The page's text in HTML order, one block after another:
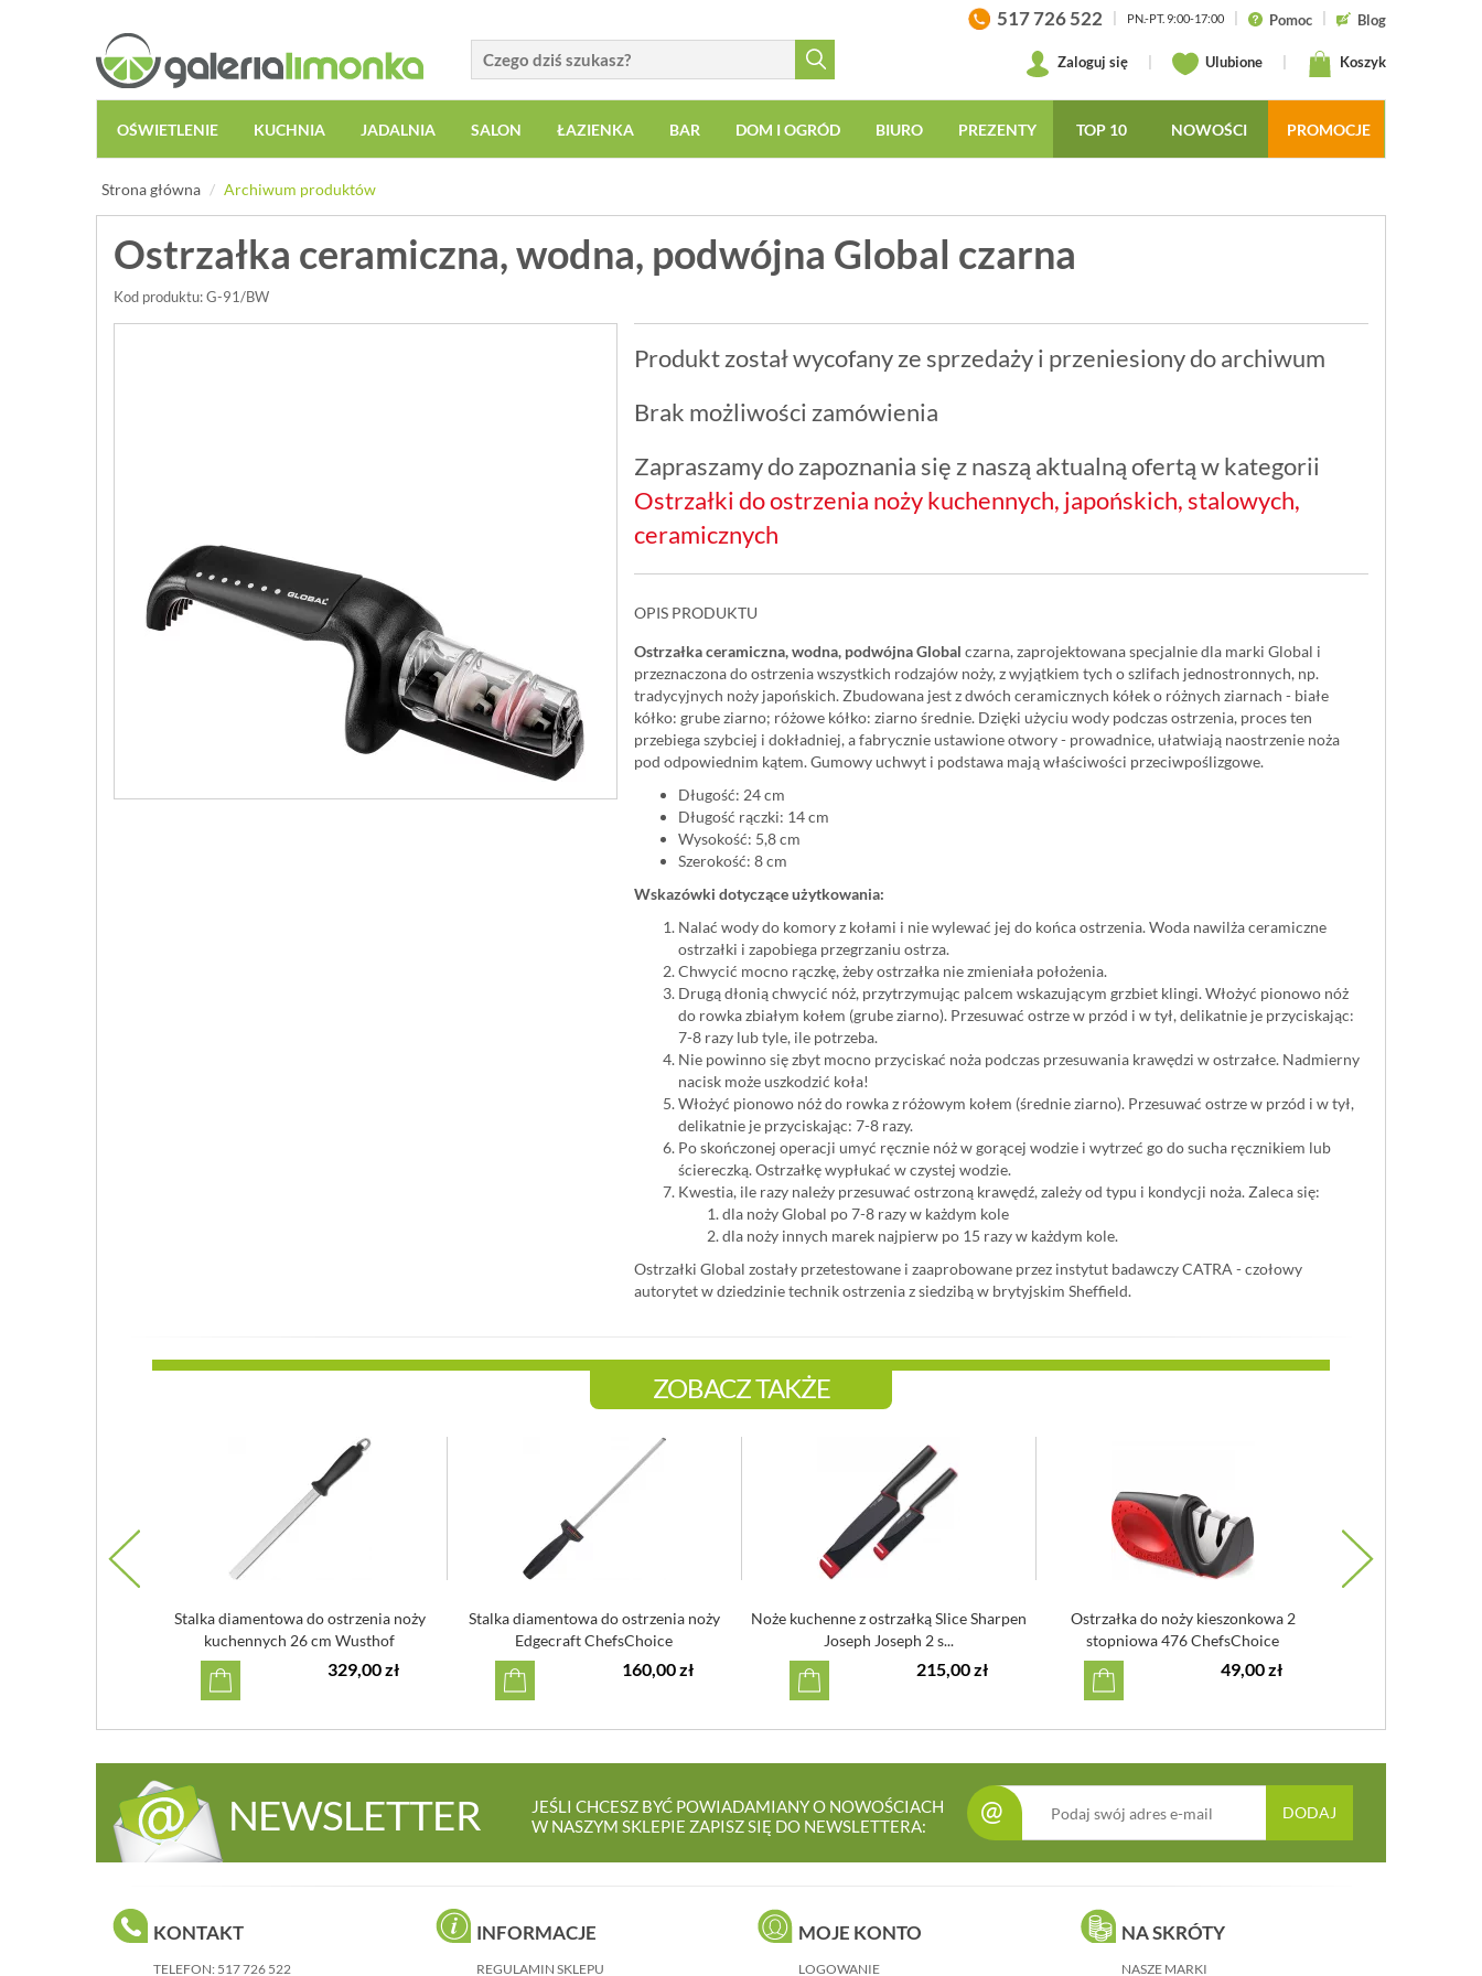
517 726 522 PN.-PT. 9:00-17:00 Pomoc Blog
Zaloguj się Ulubione Koszyk
OŚWIETLENIE KUCHNIA JADALNIA SALON ŁAZIENKA BAR DOM I OGRÓD BIURO PREZENTY TOP 10 NOWOŚCI PROMOCJE
Strona główna Archiwum produktów
Ostrzałka ceramiczna, wodna, podwójna Global czarna
Kod produktu: G-91/BW
Produkt został wycofany ze sprzedaży i przeniesiony do archiwum
Brak możliwości zamówienia
Zapraszamy do zapoznania się z naszą aktualną ofertą w kategorii
Ostrzałki do ostrzenia noży kuchennych, japońskich, stalowych,
ceramicznych
OPIS PRODUKTU
Ostrzałka ceramiczna, wodna, podwójna Global czarna, zaprojektowana specjalnie dla marki Global i
przeznaczona do ostrzenia wszystkich rodzajów noży, z wyjątkiem tych o szlifach jednostronnych, np.
tradycyjnych noży japońskich. Zbudowana jest z dwóch ceramicznych kółek o różnych ziarnach - białe
kółko: grube ziarno; różowe kółko: ziarno średnie. Dzięki użyciu wody podczas ostrzenia, proces ten
przebiega szybciej i dokładniej, a fabrycznie ustawione otwory - prowadnice, ułatwiają naostrzenie noża
pod odpowiednim kątem. Gumowy uchwyt i podstawa mają właściwości przeciwpoślizgowe.
Długość: 24 cm
Długość rączki: 14 cm
Wysokość: 5,8 cm
Szerokość: 8 cm
Wskazówki dotyczące użytkowania:
Nalać wody do komory z kołami i nie wylewać jej do końca ostrzenia. Woda nawilża ceramiczne
ostrzałki i zapobiega przegrzaniu ostrza.
Chwycić mocno rączkę, żeby ostrzałka nie zmieniała położenia.
Drugą dłonią chwycić nóż, przytrzymując palcem wskazującym grzbiet klingi. Włożyć pionowo nóż
do rowka zbiałym kołem (grube ziarno). Przesuwać ostrze w przód i w tył, delikatnie je przyciskając:
7-8 razy lub tyle, ile potrzeba.
Nie powinno się zbyt mocno przyciskać noża podczas przesuwania krawędzi w ostrzałce. Nadmierny
nacisk może uszkodzić koła!
Włożyć pionowo nóż do rowka z różowym kołem (średnie ziarno). Przesuwać ostrze w przód i w tył,
delikatnie je przyciskając: 7-8 razy.
Po skończonej operacji umyć ręcznie nóż w gorącej wodzie i wytrzeć go do sucha ręcznikiem lub
ściereczką. Ostrzałkę wypłukać w czystej wodzie.
Kwestia, ile razy należy przesuwać ostrzoną krawędź, zależy od typu i kondycji noża. Zaleca się:
dla noży Global po 7-8 razy w każdym kole
dla noży innych marek najpierw po 15 razy w każdym kole.
Ostrzałki Global zostały przetestowane i zaaprobowane przez instytut badawczy CATRA - czołowy
autorytet w dziedzinie technik ostrzenia z siedzibą w brytyjskim Sheffield.
ZOBACZ TAKŻE
Stalka diamentowa do ostrzenia noży
kuchennych 26 cm Wusthof
329,00 zł
Stalka diamentowa do ostrzenia noży
Edgecraft ChefsChoice
160,00 zł
Noże kuchenne z ostrzałką Slice Sharpen
Joseph Joseph 2 s...
215,00 zł
Ostrzałka do noży kieszonkowa 2
stopniowa 476 ChefsChoice
49,00 zł
NEWSLETTER
JEŚLI CHCESZ BYĆ POWIADAMIANY O NOWOŚCIACH
W NASZYM SKLEPIE ZAPISZ SIĘ DO NEWSLETTERA:
@ DODAJ
KONTAKT
TELEFON: 517 726 522
INFORMACJE
REGULAMIN SKLEPU
MOJE KONTO
LOGOWANIE
NA SKRÓTY
NASZE MARKI